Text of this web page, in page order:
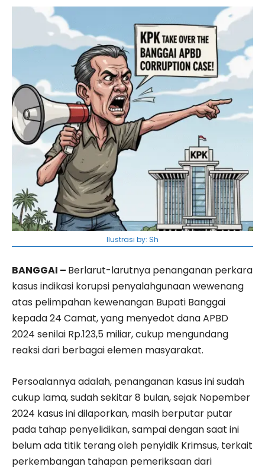
Ilustrasi by: Sh
BANGGAI – Berlarut-larutnya penanganan perkara
kasus indikasi korupsi penyalahgunaan wewenang
atas pelimpahan kewenangan Bupati Banggai
kepada 24 Camat, yang menyedot dana APBD
2024 senilai Rp.123,5 miliar, cukup mengundang
reaksi dari berbagai elemen masyarakat.
Persoalannya adalah, penanganan kasus ini sudah
cukup lama, sudah sekitar 8 bulan, sejak Nopember
2024 kasus ini dilaporkan, masih berputar putar
pada tahap penyelidikan, sampai dengan saat ini
belum ada titik terang oleh penyidik Krimsus, terkait
perkembangan tahapan pemeriksaan dari